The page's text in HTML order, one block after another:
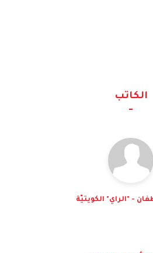
الكاتب
- "الراي" الكويتيّة